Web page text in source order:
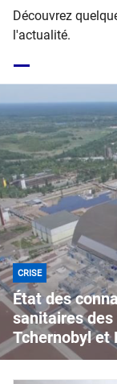
Découvrez
l'actualité.
CRISE
État des
sanitaires
Tchernobyl et